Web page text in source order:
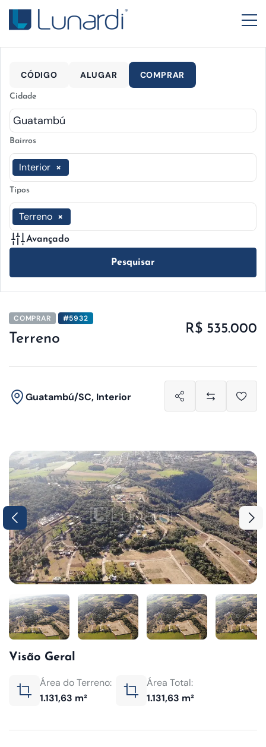
CÓDIGO ALUGAR COMPRAR
Cidade
Bairros
×
Interior
Tipos
×
Terreno
Avançado
Pesquisar
COMPRAR #5932
Terreno
R$ 535.000
Guatambú/SC, Interior
Visão Geral
Área do Terreno:
1.131,63 m²
Área Total:
1.131,63 m²